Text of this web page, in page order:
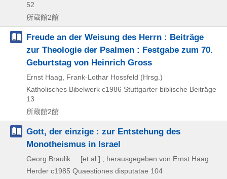
52
所蔵館2館
Freude an der Weisung des Herrn : Beiträge
zur Theologie der Psalmen : Festgabe zum 70.
Geburtstag von Heinrich Gross
Ernst Haag, Frank-Lothar Hossfeld (Hrsg.)
Katholisches Bibelwerk c1986 Stuttgarter biblische Beiträge
13
所蔵館2館
Gott, der einzige : zur Entstehung des
Monotheismus in Israel
Georg Braulik ... [et al.] ; herausgegeben von Ernst Haag
Herder c1985 Quaestiones disputatae 104